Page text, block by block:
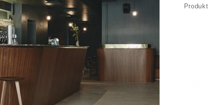
Produkt